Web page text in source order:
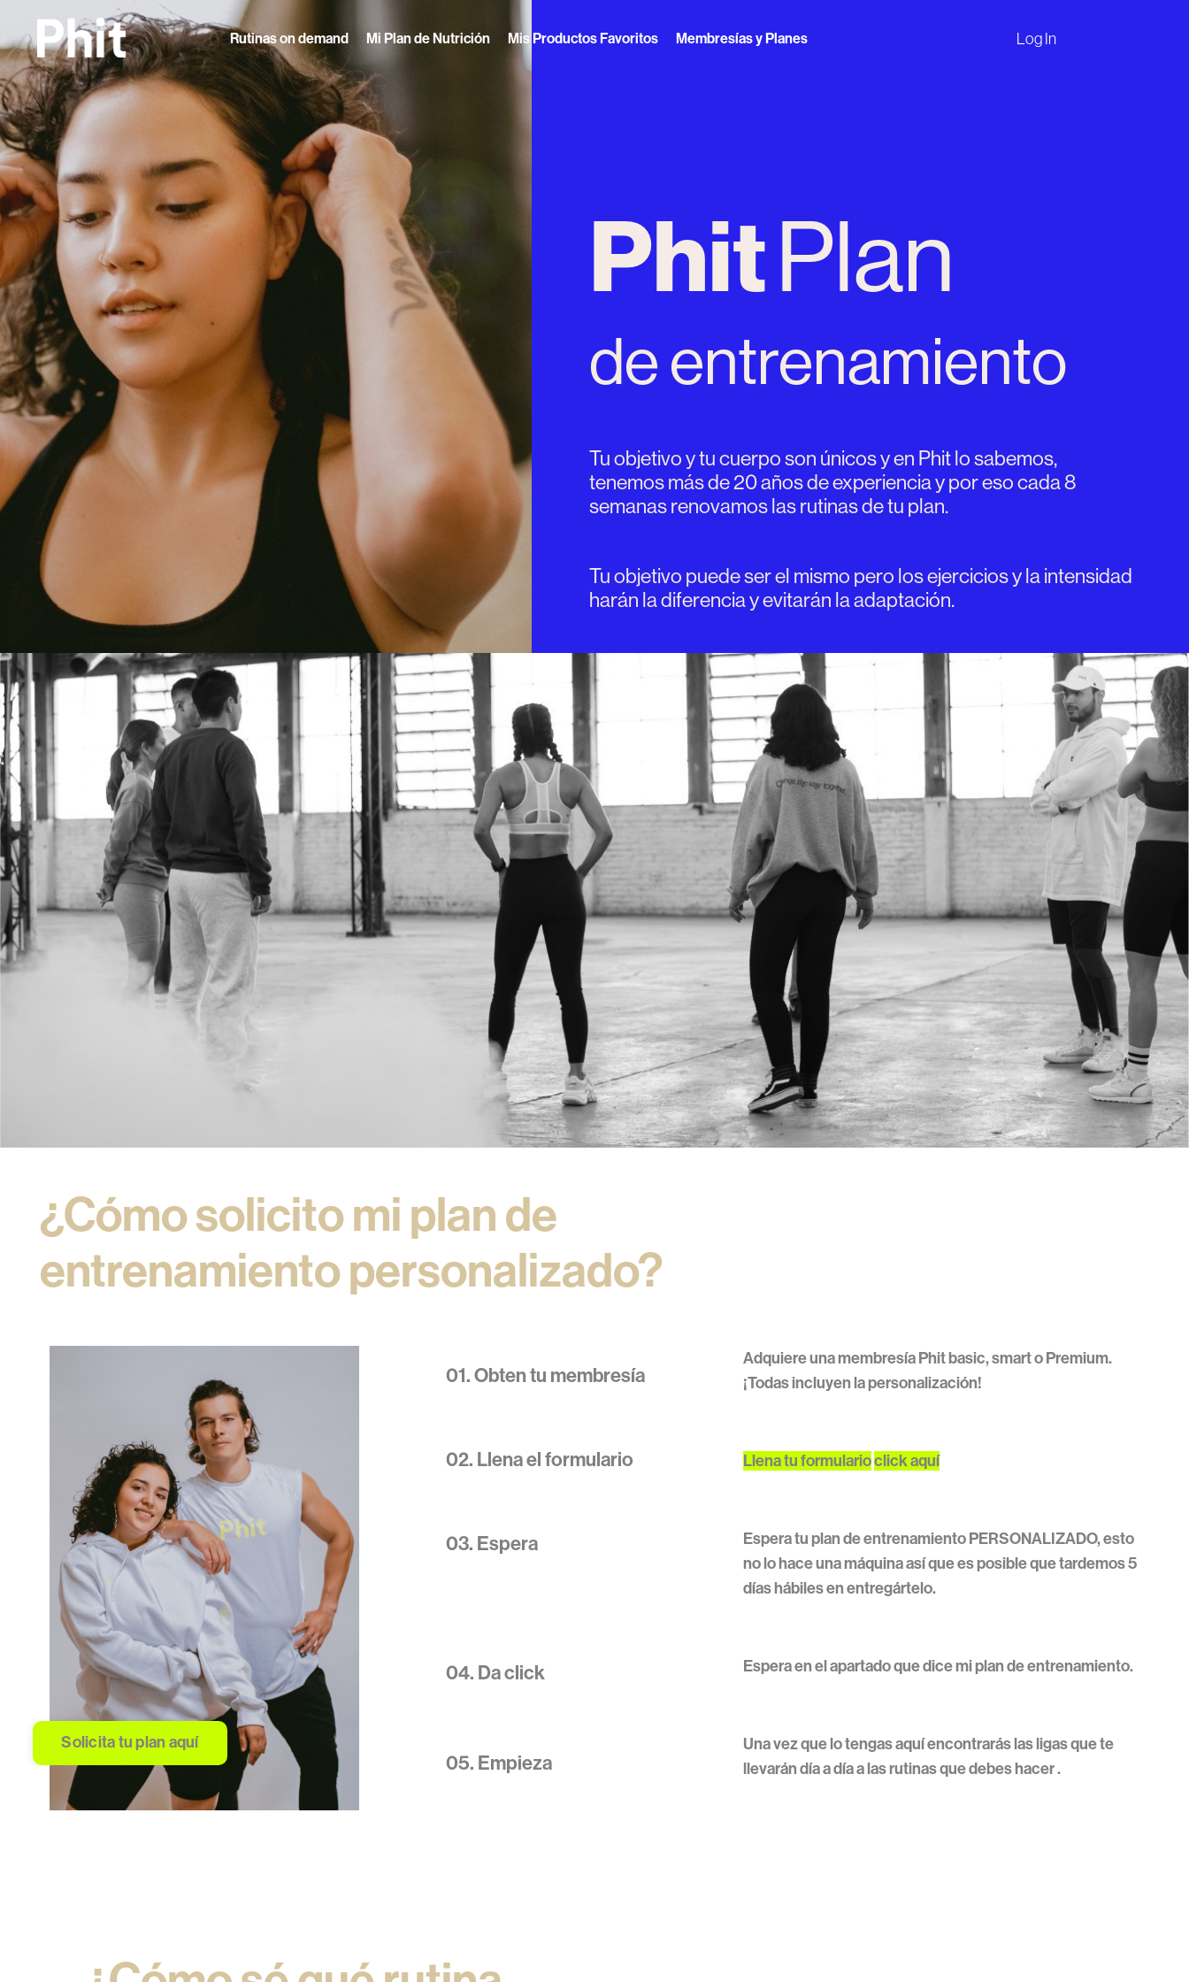
Rutinas on demand Mi Plan de Nutrición Mis Productos Favoritos Membresías y Planes Log In
PhitPlan
de entrenamiento
Tu objetivo y tu cuerpo son únicos y en Phit lo sabemos,
tenemos más de 20 años de experiencia y por eso cada 8
semanas renovamos las rutinas de tu plan.
Tu objetivo puede ser el mismo pero los ejercicios y la intensidad
harán la diferencia y evitarán la adaptación.
¿Cómo solicito mi plan de
entrenamiento personalizado?
01. Obten tu membresía
02. Llena el formulario
03. Espera
04. Da click
05. Empieza
Adquiere una membresía Phit basic, smart o Premium.
¡Todas incluyen la personalización!
Llena tu formularioclick aquí
Espera tu plan de entrenamiento PERSONALIZADO, esto
no lo hace una máquina así que es posible que tardemos 5
días hábiles en entregártelo.
Espera en el apartado que dice mi plan de entrenamiento.
Una vez que lo tengas aquí encontrarás las ligas que te
llevarán día a día a las rutinas que debes hacer .
Solicita tu plan aquí